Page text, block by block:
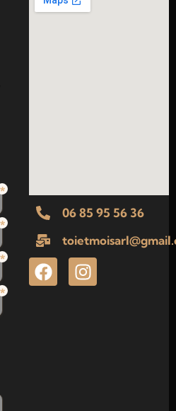
06 85 95 56 36